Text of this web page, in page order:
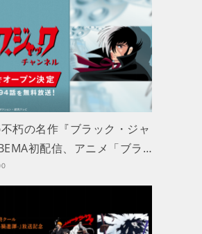
朽の名作『ブラック・ジャ
初配信、アニメ「ブラ…